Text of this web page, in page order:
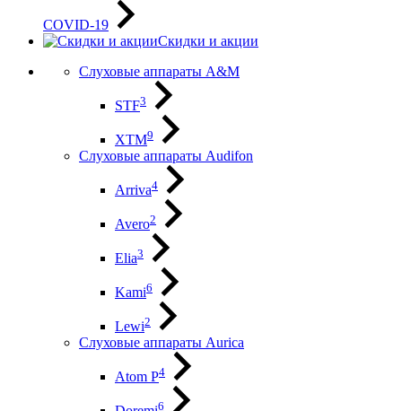
COVID-19
Скидки и акции
Слуховые аппараты A&M
STF3
XTM9
Слуховые аппараты Audifon
Arriva4
Avero2
Elia3
Kami6
Lewi2
Слуховые аппараты Aurica
Atom P4
6